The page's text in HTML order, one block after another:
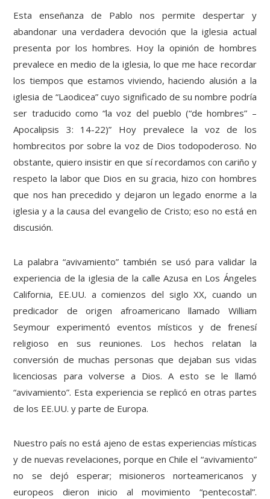
Esta enseñanza de Pablo nos permite despertar y
abandonar una verdadera devoción que la iglesia actual
presenta por los hombres. Hoy la opinión de hombres
prevalece en medio de la iglesia, lo que me hace recordar
los tiempos que estamos viviendo, haciendo alusión a la
iglesia de “Laodicea” cuyo significado de su nombre podría
ser traducido como “la voz del pueblo (“de hombres” –
Apocalipsis 3: 14-22)” Hoy prevalece la voz de los
hombrecitos por sobre la voz de Dios todopoderoso. No
obstante, quiero insistir en que sí recordamos con cariño y
respeto la labor que Dios en su gracia, hizo con hombres
que nos han precedido y dejaron un legado enorme a la
iglesia y a la causa del evangelio de Cristo; eso no está en
discusión.
La palabra “avivamiento” también se usó para validar la
experiencia de la iglesia de la calle Azusa en Los Ángeles
California, EE.UU. a comienzos del siglo XX, cuando un
predicador de origen afroamericano llamado William
Seymour experimentó eventos místicos y de frenesí
religioso en sus reuniones. Los hechos relatan la
conversión de muchas personas que dejaban sus vidas
licenciosas para volverse a Dios. A esto se le llamó
“avivamiento”. Esta experiencia se replicó en otras partes
de los EE.UU. y parte de Europa.
Nuestro país no está ajeno de estas experiencias místicas
y de nuevas revelaciones, porque en Chile el “avivamiento”
no se dejó esperar; misioneros norteamericanos y
europeos dieron inicio al movimiento “pentecostal”.